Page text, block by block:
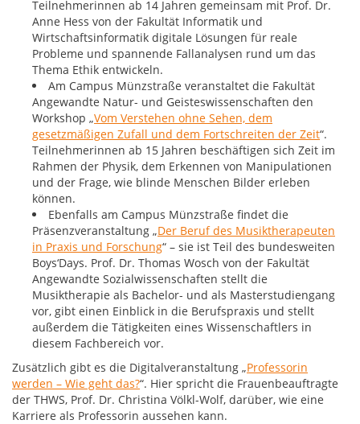
Teilnehmerinnen ab 14 Jahren gemeinsam mit Prof. Dr.
Anne Hess von der Fakultät Informatik und
Wirtschaftsinformatik digitale Lösungen für reale
Probleme und spannende Fallanalysen rund um das
Thema Ethik entwickeln.
Am Campus Münzstraße veranstaltet die Fakultät
Angewandte Natur- und Geisteswissenschaften den
Workshop „Vom Verstehen ohne Sehen, dem
gesetzmäßigen Zufall und dem Fortschreiten der Zeit“.
Teilnehmerinnen ab 15 Jahren beschäftigen sich Zeit im
Rahmen der Physik, dem Erkennen von Manipulationen
und der Frage, wie blinde Menschen Bilder erleben
können.
Ebenfalls am Campus Münzstraße findet die
Präsenzveranstaltung „Der Beruf des Musiktherapeuten
in Praxis und Forschung“ – sie ist Teil des bundesweiten
Boys‘Days. Prof. Dr. Thomas Wosch von der Fakultät
Angewandte Sozialwissenschaften stellt die
Musiktherapie als Bachelor- und als Masterstudiengang
vor, gibt einen Einblick in die Berufspraxis und stellt
außerdem die Tätigkeiten eines Wissenschaftlers in
diesem Fachbereich vor.
Zusätzlich gibt es die Digitalveranstaltung „Professorin
werden – Wie geht das?“. Hier spricht die Frauenbeauftragte
der THWS, Prof. Dr. Christina Völkl-Wolf, darüber, wie eine
Karriere als Professorin aussehen kann.